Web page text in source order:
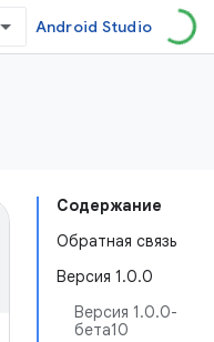
Android Studio
Содержание
Обратная связь
Версия 1.0.0
Версия 1.0.0-
бета10